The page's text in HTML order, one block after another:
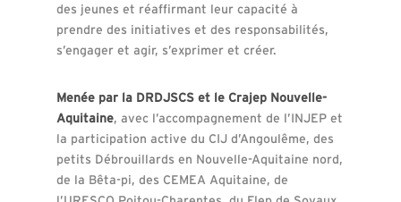
des jeunes et réaffirmant leur capacité à
prendre des initiatives et des responsabilités,
s’engager et agir, s’exprimer et créer.
Menée par la DRDJSCS et le Crajep Nouvelle-
Aquitaine, avec l’accompagnement de l’INJEP et
la participation active du CIJ d’Angoulême, des
petits Débrouillards en Nouvelle-Aquitaine nord,
de la Bêta-pi, des CEMEA Aquitaine, de